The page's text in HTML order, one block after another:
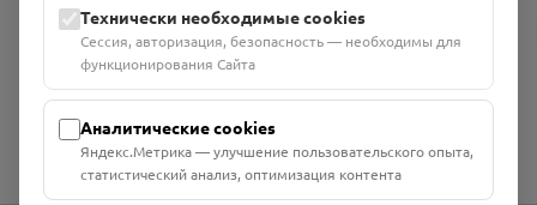
ИНН: 6700029207 ОГРН: 1256700001986
Юридический адрес: 216790, Смоленская область, р-н
Руднянский, г. Рудня, улица Западная, д. 26А, пом. 18
Номер счёта: 40702810901130004287 в АО "АЛЬФА-БАНК"
Технически необходимые cookies
Сессия, авторизация, безопасность — необходимы для
функционирования Сайта
Аналитические cookies
Яндекс.Метрика — улучшение пользовательского опыта,
статистический анализ, оптимизация контента